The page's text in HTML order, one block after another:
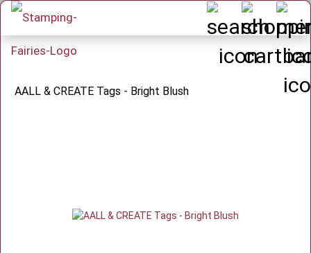
AALL & CREATE Tags - Bright Blush